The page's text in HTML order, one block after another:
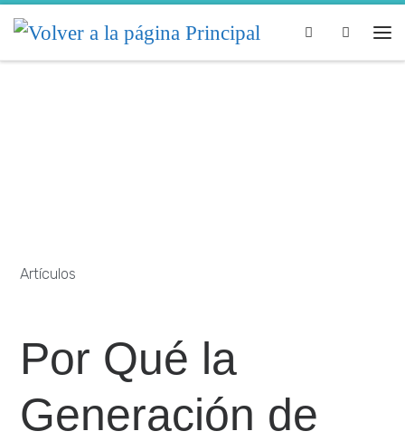
Skip to content Search
Artículos
Por Qué la
Generación de